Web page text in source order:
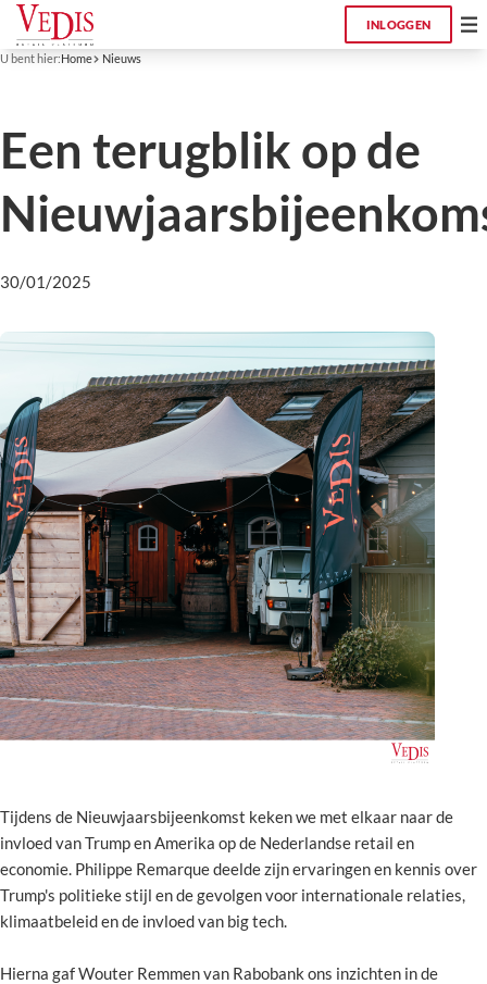
INLOGGEN
U bent hier:Home Nieuws
Een terugblik op de
30/01/2025
Tijdens de Nieuwjaarsbijeenkomst keken we met elkaar naar de
invloed van Trump en Amerika op de Nederlandse retail en
economie. Philippe Remarque deelde zijn ervaringen en kennis over
Trump's politieke stijl en de gevolgen voor internationale relaties,
klimaatbeleid en de invloed van big tech.
Hierna gaf Wouter Remmen van Rabobank ons inzichten in de